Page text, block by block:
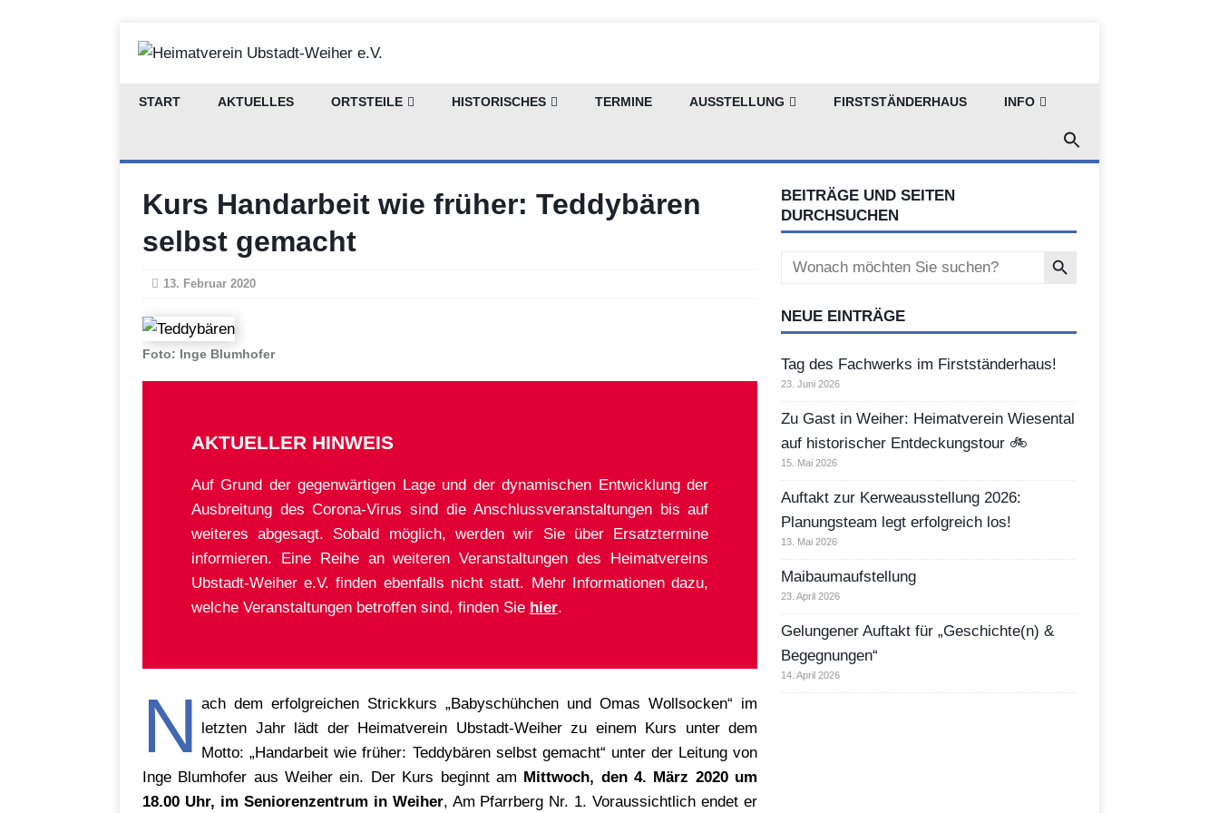
START AKTUELLES ORTSTEILE HISTORISCHES TERMINE AUSSTELLUNG FIRSTSTÄNDERHAUS INFO
Kurs Handarbeit wie früher: Teddybären
selbst gemacht
13. Februar 2020
Foto: Inge Blumhofer
AKTUELLER HINWEIS
Auf Grund der gegenwärtigen Lage und der dynamischen Entwicklung der
Ausbreitung des Corona-Virus sind die Anschlussveranstaltungen bis auf
weiteres abgesagt. Sobald möglich, werden wir Sie über Ersatztermine
informieren. Eine Reihe an weiteren Veranstaltungen des Heimatvereins
Ubstadt-Weiher e.V. finden ebenfalls nicht statt. Mehr Informationen dazu,
welche Veranstaltungen betroffen sind, finden Sie hier.
N ach dem erfolgreichen Strickkurs „Babyschühchen und Omas Wollsocken“ im
letzten Jahr lädt der Heimatverein Ubstadt-Weiher zu einem Kurs unter dem
Motto: „Handarbeit wie früher: Teddybären selbst gemacht“ unter der Leitung von
Inge Blumhofer aus Weiher ein. Der Kurs beginnt am Mittwoch, den 4. März 2020 um
18.00 Uhr, im Seniorenzentrum in Weiher, Am Pfarrberg Nr. 1. Voraussichtlich endet er
BEITRÄGE UND SEITEN
DURCHSUCHEN
Search
for:
NEUE EINTRÄGE
Tag des Fachwerks im Firstständerhaus!
23. Juni 2026
Zu Gast in Weiher: Heimatverein Wiesental
auf historischer Entdeckungstour 🚲
15. Mai 2026
Auftakt zur Kerweausstellung 2026:
Planungsteam legt erfolgreich los!
13. Mai 2026
Maibaumaufstellung
23. April 2026
Gelungener Auftakt für „Geschichte(n) &
Begegnungen“
14. April 2026